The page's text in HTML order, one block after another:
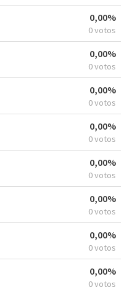
0,00%
0 votos
0,00%
0 votos
0,00%
0 votos
0,00%
0 votos
0,00%
0 votos
0,00%
0 votos
0,00%
0 votos
0,00%
0 votos